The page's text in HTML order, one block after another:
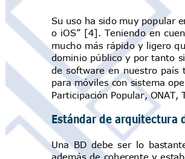
Su uso ha sido muy popular
o iOS” [4]. Teniendo en
mucho más rápido y ligero
dominio público yportanto
de software en nuestro país
para móviles con sistema
Participación Popular, ONAT,
Estándar de arquitectura
Una BD debe ser lo
además de coherente y